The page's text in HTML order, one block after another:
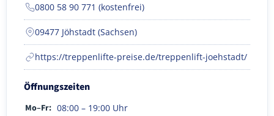
0800 58 90 771 (kostenfrei)
09477 Jöhstadt (Sachsen)
https://treppenlifte-preise.de/treppenlift-joehstadt/
Öffnungszeiten
Mo–Fr: 08:00 – 19:00 Uhr